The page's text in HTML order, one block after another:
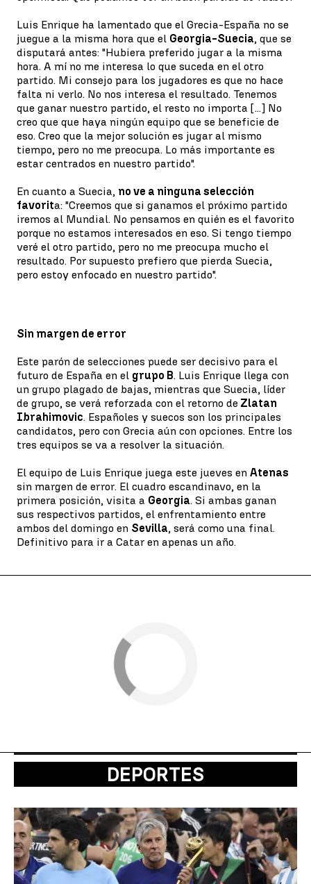
Luis Enrique ha lamentado que el Grecia-España no se
juegue a la misma hora que el Georgia-Suecia, que se
disputará antes: "Hubiera preferido jugar a la misma
hora. A mí no me interesa lo que suceda en el otro
partido. Mi consejo para los jugadores es que no hace
falta ni verlo. No nos interesa el resultado. Tenemos
que ganar nuestro partido, el resto no importa [...] No
creo que que haya ningún equipo que se beneficie de
eso. Creo que la mejor solución es jugar al mismo
tiempo, pero no me preocupa. Lo más importante es
estar centrados en nuestro partido".
En cuanto a Suecia, no ve a ninguna selección
favorita: "Creemos que si ganamos el próximo partido
iremos al Mundial. No pensamos en quién es el favorito
porque no estamos interesados en eso. Si tengo tiempo
veré el otro partido, pero no me preocupa mucho el
resultado. Por supuesto prefiero que pierda Suecia,
pero estoy enfocado en nuestro partido".
Sin margen de error
Este parón de selecciones puede ser decisivo para el
futuro de España en el grupo B. Luis Enrique llega con
un grupo plagado de bajas, mientras que Suecia, líder
de grupo, se verá reforzada con el retorno de Zlatan
Ibrahimovic. Españoles y suecos son los principales
candidatos, pero con Grecia aún con opciones. Entre los
tres equipos se va a resolver la situación.
El equipo de Luis Enrique juega este jueves en Atenas
sin margen de error. El cuadro escandinavo, en la
primera posición, visita a Georgia. Si ambas ganan
sus respectivos partidos, el enfrentamiento entre
ambos del domingo en Sevilla, será como una final.
Definitivo para ir a Catar en apenas un año.
DEPORTES